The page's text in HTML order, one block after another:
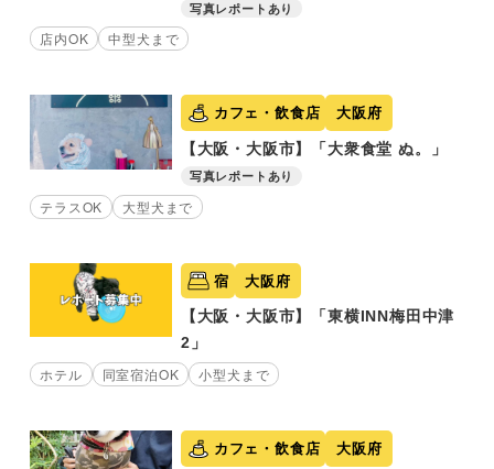
写真レポートあり
店内OK 中型犬まで
カフェ・飲食店 大阪府
【大阪・大阪市】「大衆食堂 ぬ。」
写真レポートあり
テラスOK 大型犬まで
宿 大阪府
【大阪・大阪市】「東横INN梅田中津
2」
ホテル 同室宿泊OK 小型犬まで
カフェ・飲食店 大阪府